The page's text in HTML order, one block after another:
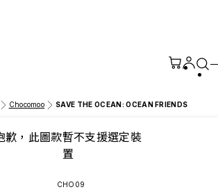
Chocomoo SAVE THE OCEAN: OCEAN FRIENDS
歉，此圖款暫不支援選定裝
置
CHO09